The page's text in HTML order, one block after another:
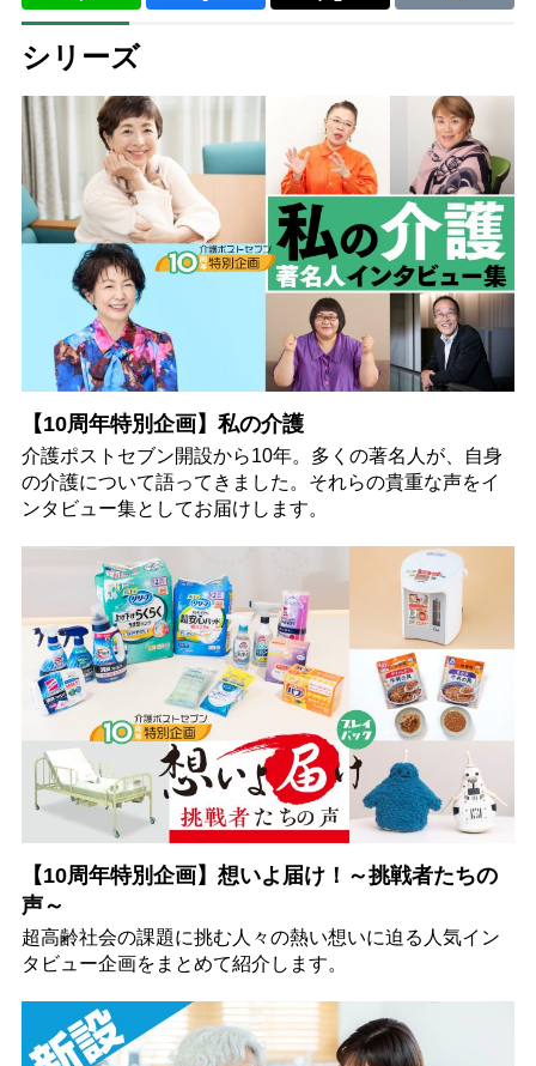
シリーズ
【10周年特別企画】私の介護
介護ポストセブン開設から10年。多くの著名人が、自身
の介護について語ってきました。それらの貴重な声をイ
ンタビュー集としてお届けします。
【10周年特別企画】想いよ届け！～挑戦者たちの
声～
超高齢社会の課題に挑む人々の熱い想いに迫る人気イン
タビュー企画をまとめて紹介します。